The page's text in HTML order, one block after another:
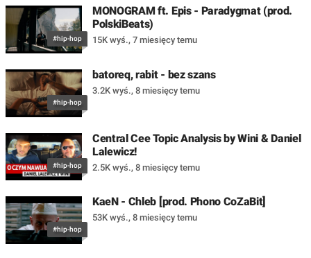
#hip-hop
MONOGRAM ft. Epis - Paradygmat (prod.
PolskiBeats)
15K wyś., 7 miesięcy temu
#hip-hop
batoreq, rabit - bez szans
3.2K wyś., 8 miesięcy temu
#hip-hop
Central Cee Topic Analysis by Wini & Daniel
Lalewicz!
2.5K wyś., 8 miesięcy temu
#hip-hop
KaeN - Chleb [prod. Phono CoZaBit]
53K wyś., 8 miesięcy temu